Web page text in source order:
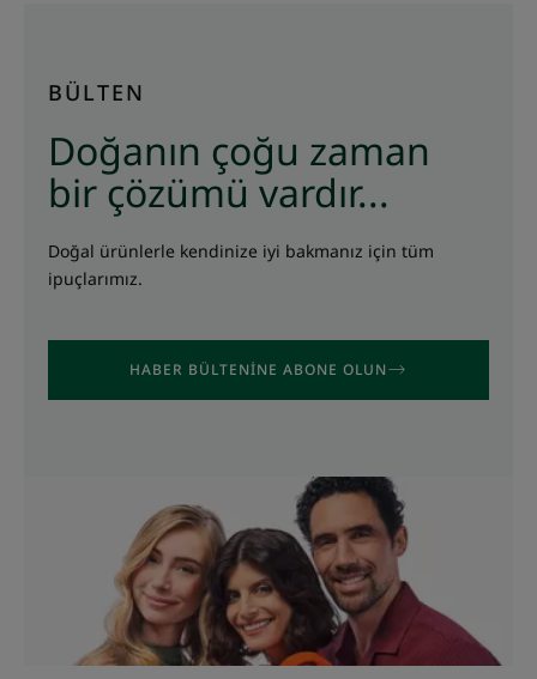
BÜLTEN
Doğanın çoğu zaman
bir çözümü vardır...
Doğal ürünlerle kendinize iyi bakmanız için tüm
ipuçlarımız.
HABER BÜLTENINE ABONE OLUN